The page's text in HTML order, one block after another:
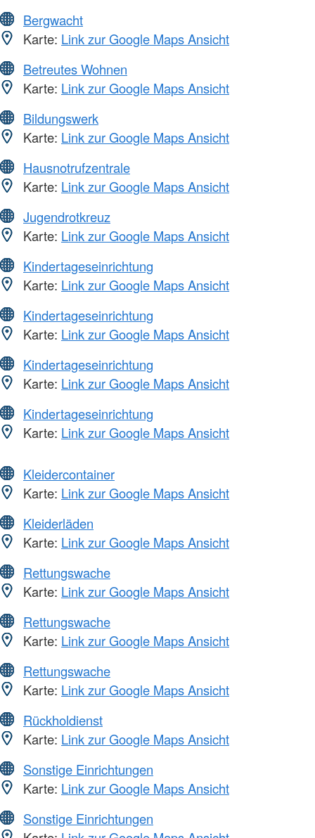
Bergwacht
Karte: Link zur Google Maps Ansicht
Betreutes Wohnen
Karte: Link zur Google Maps Ansicht
Bildungswerk
Karte: Link zur Google Maps Ansicht
Hausnotrufzentrale
Karte: Link zur Google Maps Ansicht
Jugendrotkreuz
Karte: Link zur Google Maps Ansicht
Kindertageseinrichtung
Karte: Link zur Google Maps Ansicht
Kindertageseinrichtung
Karte: Link zur Google Maps Ansicht
Kindertageseinrichtung
Karte: Link zur Google Maps Ansicht
Kindertageseinrichtung
Karte: Link zur Google Maps Ansicht
Kleidercontainer
Karte: Link zur Google Maps Ansicht
Kleiderläden
Karte: Link zur Google Maps Ansicht
Rettungswache
Karte: Link zur Google Maps Ansicht
Rettungswache
Karte: Link zur Google Maps Ansicht
Rettungswache
Karte: Link zur Google Maps Ansicht
Rückholdienst
Karte: Link zur Google Maps Ansicht
Sonstige Einrichtungen
Karte: Link zur Google Maps Ansicht
Sonstige Einrichtungen